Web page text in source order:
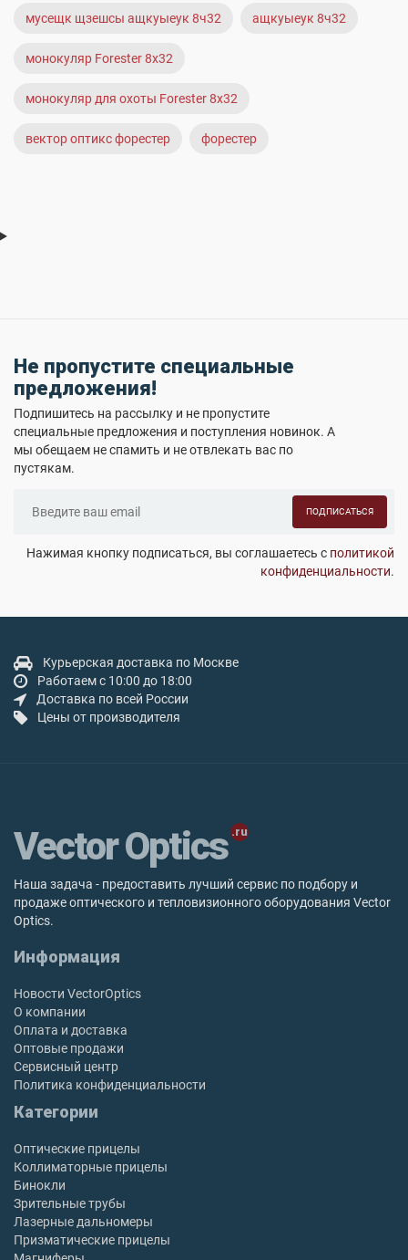
мусещк щзешсы ащкуыеук 8ч32 ащкуыеук 8ч32
монокуляр Forester 8x32
монокуляр для охоты Forester 8x32
вектор оптикс форестер форестер
Не пропустите специальные
предложения!
Подпишитесь на рассылку и не пропустите
специальные предложения и поступления новинок. А
мы обещаем не спамить и не отвлекать вас по
пустякам.
ПОДПИСАТЬСЯ
Нажимая кнопку подписаться, вы соглашаетесь с политикой
конфиденциальности.
Курьерская доставка по Москве
Работаем с 10:00 до 18:00
Доставка по всей России
Цены от производителя
Vector Optics
Наша задача - предоставить лучший сервис по подбору и
продаже оптического и тепловизионного оборудования Vector
Optics.
Информация
Новости VectorOptics
О компании
Оплата и доставка
Оптовые продажи
Сервисный центр
Политика конфиденциальности
Категории
Оптические прицелы
Коллиматорные прицелы
Бинокли
Зрительные трубы
Лазерные дальномеры
Призматические прицелы